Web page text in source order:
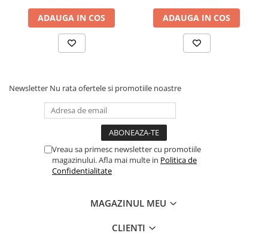
ADAUGA IN COS ADAUGA IN COS
Newsletter Nu rata ofertele si promotiile noastre
Vreau sa primesc newsletter cu promotiile
magazinului. Afla mai multe in Politica de
Confidentialitate
MAGAZINUL MEU
CLIENTI